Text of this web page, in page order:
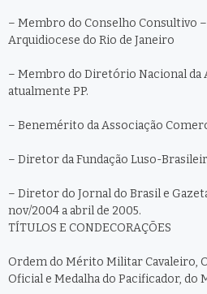
– Membro do Conselho Consultivo
Arquidiocese do Rio de Janeiro
– Membro do Diretório Nacional da
atualmente PP.
– Benemérito da Associação
– Diretor da Fundação Luso-
– Diretor do Jornal do Brasil e
nov/2004 a abril de 2005.
TÍTULOS E CONDECORAÇÕES
Ordem do Mérito Militar Cavaleiro,
Oficial e Medalha do Pacificador,